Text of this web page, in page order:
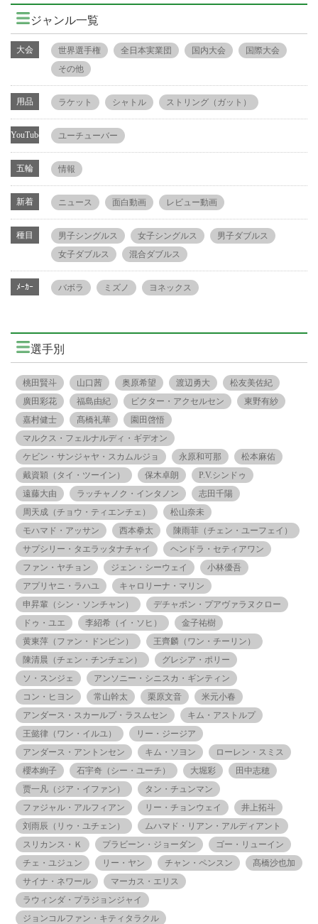
ジャンル一覧
大会 世界選手権 全日本実業団 国内大会
国際大会
その他
用品 ラケット シャトル ストリング（ガット）
YouTube ユーチューバー
五輪 情報
新着 ニュース 面白動画 レビュー動画
種目 男子シングルス 女子シングルス
男子ダブルス
女子ダブルス
混合ダブルス
ﾒｰｶｰ バボラ ミズノ ヨネックス
選手別
桃田賢斗 山口茜 奥原希望 渡辺勇大
松友美佐紀
廣田彩花
福島由紀 ビクター・アクセルセン
東野有紗
嘉村健士
髙橋礼華
園田啓悟
マルクス・フェルナルディ・ギデオン
ケビン・サンジャヤ・スカムルジョ
永原和可那
松本麻佑
戴資穎（タイ・ツーイン）
保木卓朗
P.V.シンドゥ
遠藤大由
ラッチャノク・インタノン
志田千陽
周天成（チョウ・ティエンチェ）
松山奈未
モハマド・アッサン
西本拳太
陳雨菲（チェン・ユーフェイ）
サプシリー・タエラッタナチャイ
ヘンドラ・セティアワン
ファン・ヤチョン
ジェン・シーウェイ
小林優吾
アプリヤニ・ラハユ
キャロリーナ・マリン
申昇輩（シン・ソンチャン）
デチャポン・プアヴァラヌクロー
ドゥ・ユエ
李紹希（イ・ソヒ）
金子祐樹
黄東萍（ファン・ドンピン）
王齊麟（ワン・チーリン）
陳清晨（チェン・チンチェン）
グレシア・ポリー
ソ・スンジェ
アンソニー・シニスカ・ギンティン
コン・ヒヨン
常山幹太 栗原文音
米元小春
アンダース・スカールプ・ラスムセン
キム・アストルプ
王懿律（ワン・イルユ）
リー・ジージア
アンダース・アントンセン
キム・ソヨン
ローレン・スミス
櫻本絢子
石宇奇（シー・ユーチ） 大堀彩
田中志穂
贾一凡（ジア・イファン）
タン・チュンマン
ファジャル・アルフィアン
リー・チョンウェイ
井上拓斗
刘雨辰（リゥ・ユチェン）
ムハマド・リアン・アルディアント
スリカンス・Ｋ
プラビーン・ジョーダン
ゴー・リューイン
チェ・ユジュン
リー・ヤン チャン・ペンスン
髙橋沙也加
サイナ・ネワール
マーカス・エリス
ラウィンダ・プラジョンジャイ
ジョンコルファン・キティタラクル